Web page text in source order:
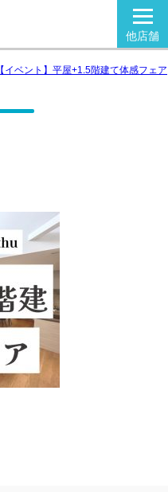
他店舗
【イベント】平屋+1.5階建て体感フェア